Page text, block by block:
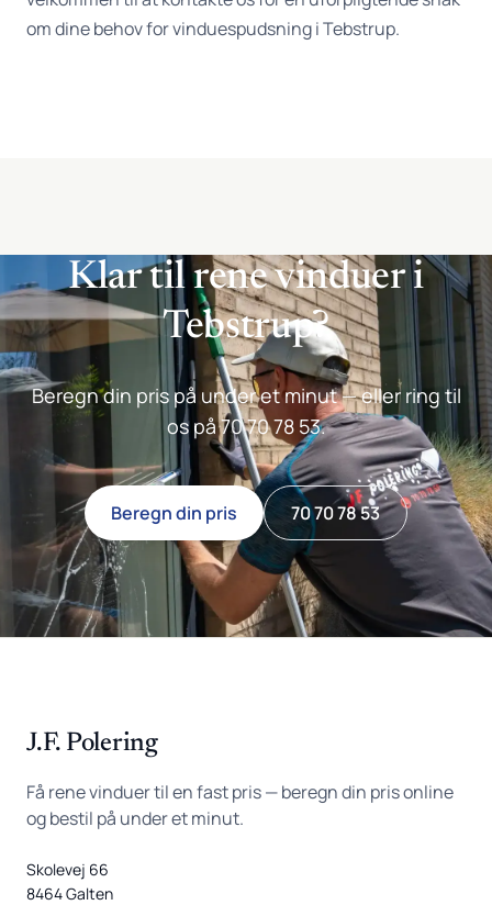
om dine behov for vinduespudsning i Tebstrup.
Klar til rene vinduer i
Tebstrup?
Beregn din pris på under et minut — eller ring til
os på 70 70 78 53.
Beregn din pris 70 70 78 53
J.F. Polering
Få rene vinduer til en fast pris — beregn din pris online
og bestil på under et minut.
Skolevej 66
8464 Galten